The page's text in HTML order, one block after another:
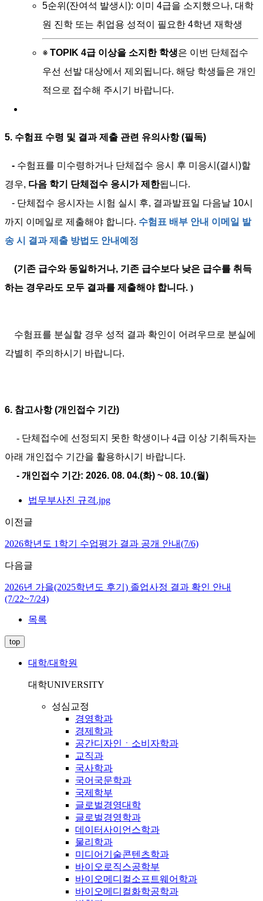
5순위(잔여석 발생시): 이미 4급을 소지했으나, 대학
원 진학 또는 취업용 성적이 필요한 4학년 재학생
※ TOPIK 4급 이상을 소지한 학생은 이번 단체접수
우선 선발 대상에서 제외됩니다. 해당 학생들은 개인
적으로 접수해 주시기 바랍니다.
5. 수험표 수령 및 결과 제출 관련 유의사항 (필독)
- 수험표를 미수령하거나 단체접수 응시 후 미응시(결시)할
경우, 다음 학기 단체접수 응시가 제한됩니다.
- 단체접수 응시자는 시험 실시 후, 결과발표일 다음날 10시
까지 이메일로 제출해야 합니다. 수험표 배부 안내 이메일 발
송 시 결과 제출 방법도 안내예정
(기존 급수와 동일하거나, 기존 급수보다 낮은 급수를 취득
하는 경우라도 모두 결과를 제출해야 합니다. )
수험표를 분실할 경우 성적 결과 확인이 어려우므로 분실에
각별히 주의하시기 바랍니다.
6. 참고사항 (개인접수 기간)
- 단체접수에 선정되지 못한 학생이나 4급 이상 기취득자는
아래 개인접수 기간을 활용하시기 바랍니다.
- 개인접수 기간: 2026. 08. 04.(화) ~ 08. 10.(월)
법무부사진 규격.jpg
이전글
2026학년도 1학기 수업평가 결과 공개 안내(7/6)
다음글
2026년 가을(2025학년도 후기) 졸업사정 결과 확인 안내
(7/22~7/24)
목록
top
대학/대학원
대학UNIVERSITY
성심교정
경영학과
경제학과
공간디자인ㆍ소비자학과
교직과
국사학과
국어국문학과
국제학부
글로벌경영대학
글로벌경영학과
데이터사이언스학과
물리학과
미디어기술콘텐츠학과
바이오로직스공학부
바이오메디컬소프트웨어학과
바이오메디컬화학공학과